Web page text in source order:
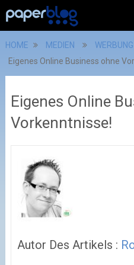
HOME MEDIEN
Eigenes Online Business ohne
Eigenes Online
Vorkenntnisse!
Autor Des Artikels :